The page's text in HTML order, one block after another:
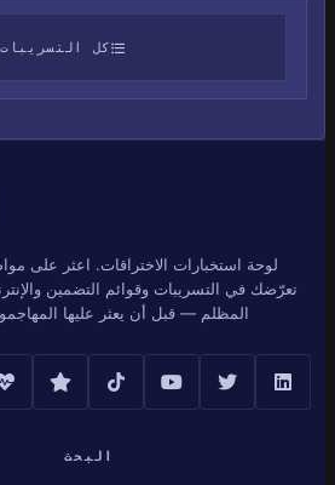
كل التسريبات
لوحة استخبارات الاختراقات. اعثر على مواضع
تعرّضك في التسريبات وقوائم التضمين والإنترنت
المظلم — قبل أن يعثر عليها المهاجمون.
البحث